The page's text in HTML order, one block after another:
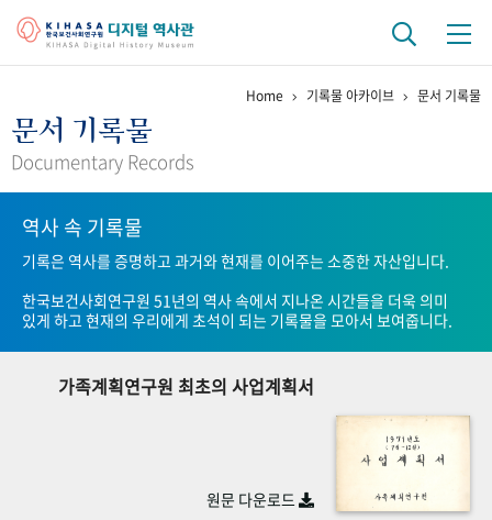
걸어온 길 기관 변천사
연구 역사
정책과 연구 키워드로 보는 연구 역사
연구자들
기록물 아카이브
사진 아카이브 문서 기록물 행정박물
숫자로 보는 50년 50+1주년 광장
Home 기록물 아카이브 문서 기록물
문서 기록물
Documentary Records
역사 속 기록물
기록은 역사를 증명하고 과거와 현재를 이어주는 소중한 자산입니다.
한국보건사회연구원 51년의 역사 속에서 지나온 시간들을 더욱 의미
있게 하고 현재의 우리에게 초석이 되는 기록물을 모아서 보여줍니다.
가족계획연구원 최초의 사업계획서
원문 다운로드